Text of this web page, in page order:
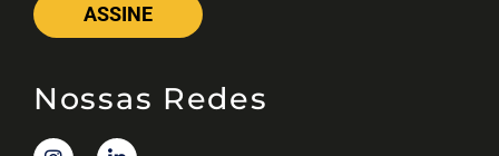
ASSINE
Nossas Redes